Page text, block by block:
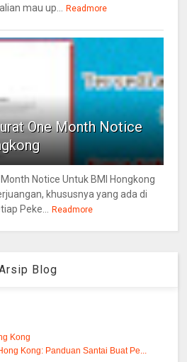
mau up... Readmore
One Month Notice
Notice Untuk BMI Hongkong
khususnya yang ada di
Peke... Readmore
Blog
Kong
Kong: Panduan Santai Buat Pe...